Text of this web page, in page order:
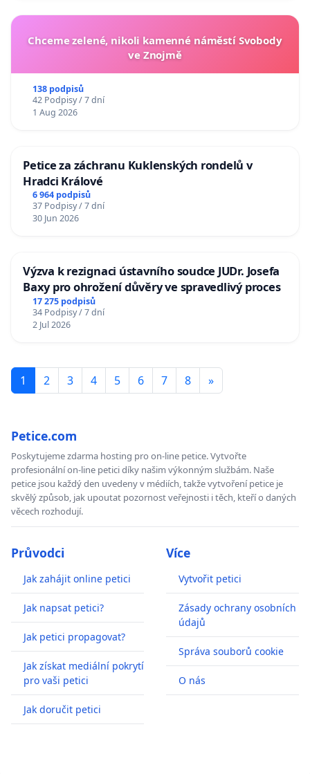
Chceme zelené, nikoli kamenné náměstí Svobody
ve Znojmě
138 podpisů
42 Podpisy / 7 dní
1 Aug 2026
Petice za záchranu Kuklenských rondelů v
Hradci Králové
6 964 podpisů
37 Podpisy / 7 dní
30 Jun 2026
Výzva k rezignaci ústavního soudce JUDr. Josefa
Baxy pro ohrožení důvěry ve spravedlivý proces
17 275 podpisů
34 Podpisy / 7 dní
2 Jul 2026
1 2 3 4 5 6 7 8 »
Petice.com
Poskytujeme zdarma hosting pro on-line petice. Vytvořte
profesionální on-line petici díky našim výkonným službám. Naše
petice jsou každý den uvedeny v médiích, takže vytvoření petice je
skvělý způsob, jak upoutat pozornost veřejnosti i těch, kteří o daných
věcech rozhodují.
Průvodci
Jak zahájit online petici
Jak napsat petici?
Jak petici propagovat?
Jak získat mediální pokrytí
pro vaši petici
Jak doručit petici
Více
Vytvořit petici
Zásady ochrany osobních
údajů
Správa souborů cookie
O nás